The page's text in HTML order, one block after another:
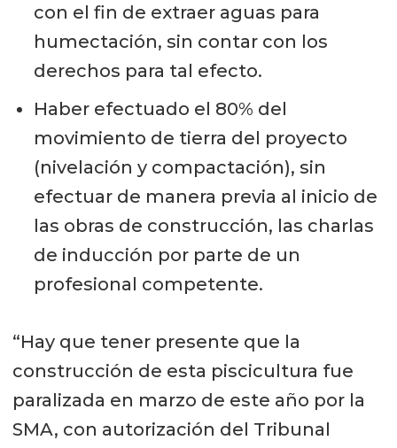
con el fin de extraer aguas para
humectación, sin contar con los
derechos para tal efecto.
Haber efectuado el 80% del
movimiento de tierra del proyecto
(nivelación y compactación), sin
efectuar de manera previa al inicio de
las obras de construcción, las charlas
de inducción por parte de un
profesional competente.
“Hay que tener presente que la
construcción de esta piscicultura fue
paralizada en marzo de este año por la
SMA, con autorización del Tribunal